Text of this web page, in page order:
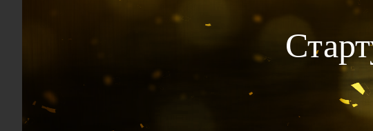
Похожие статьи
Ци Мэнь Чтение Жизни видео 17 Ци Мэнь Чтение Жизни